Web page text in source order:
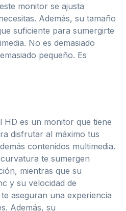
monitor se ajusta
Además, su tamaño
suficiente para sumergirte
No es demasiado
pequeño. Es
HD es un monitor que tiene
disfrutar al máximo tus
contenidos multimedia.
te sumergen
mientras que su
y su velocidad de
aseguran una experiencia
Además, su